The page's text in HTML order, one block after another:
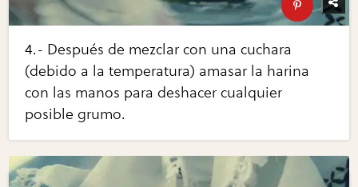
4.- Después de mezclar con una cuchara
(debido a la temperatura) amasar la harina
con las manos para deshacer cualquier
posible grumo.